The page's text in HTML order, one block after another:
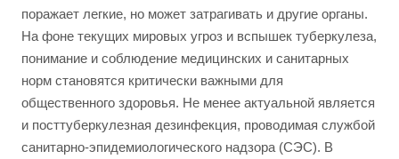
поражает легкие, но может затрагивать и другие органы.
На фоне текущих мировых угроз и вспышек туберкулеза,
понимание и соблюдение медицинских и санитарных
норм становятся критически важными для
общественного здоровья. Не менее актуальной является
и посттуберкулезная дезинфекция, проводимая службой
санитарно-эпидемиологического надзора (СЭС). В